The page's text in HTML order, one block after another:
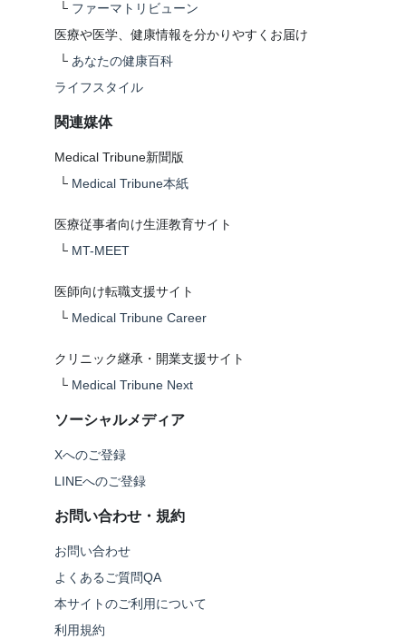
└ ファーマトリビューン
医療や医学、健康情報を分かりやすくお届け
└ あなたの健康百科
ライフスタイル
関連媒体
Medical Tribune新聞版
└ Medical Tribune本紙
医療従事者向け生涯教育サイト
└ MT-MEET
医師向け転職支援サイト
└ Medical Tribune Career
クリニック継承・開業支援サイト
└ Medical Tribune Next
ソーシャルメディア
Xへのご登録
LINEへのご登録
お問い合わせ・規約
お問い合わせ
よくあるご質問QA
本サイトのご利用について
利用規約